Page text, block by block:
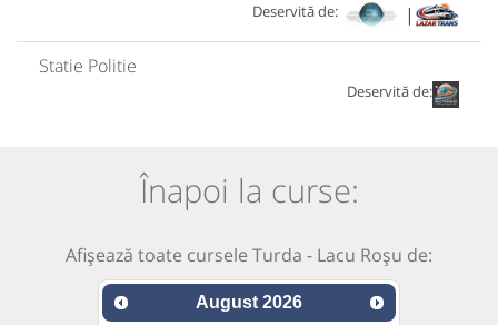
Deservită de: |
Statie Politie
Deservită de:
Înapoi la curse:
Afișează toate cursele Turda - Lacu Roșu de:
August 2026